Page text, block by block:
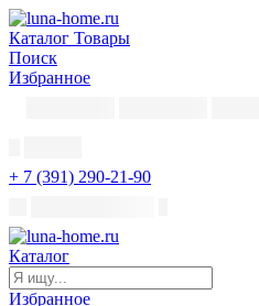
Каталог Товары
Поиск
Избранное
+ 7 (391) 290-21-90
Каталог
Избранное